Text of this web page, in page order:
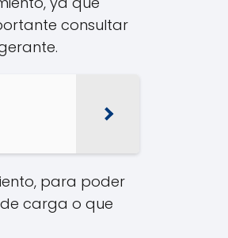
consultar
para poder
carga o que